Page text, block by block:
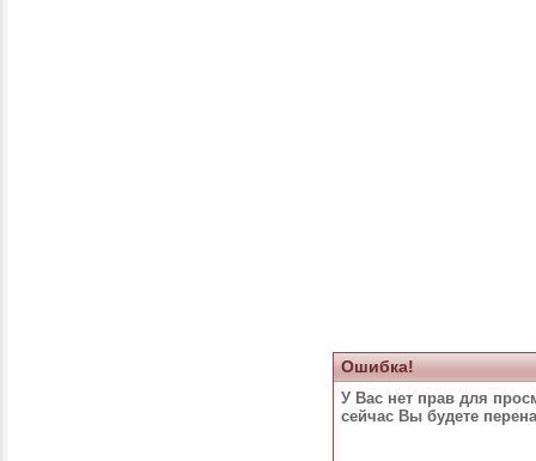
Ошибка!
У Вас нет прав для
сейчас Вы будете